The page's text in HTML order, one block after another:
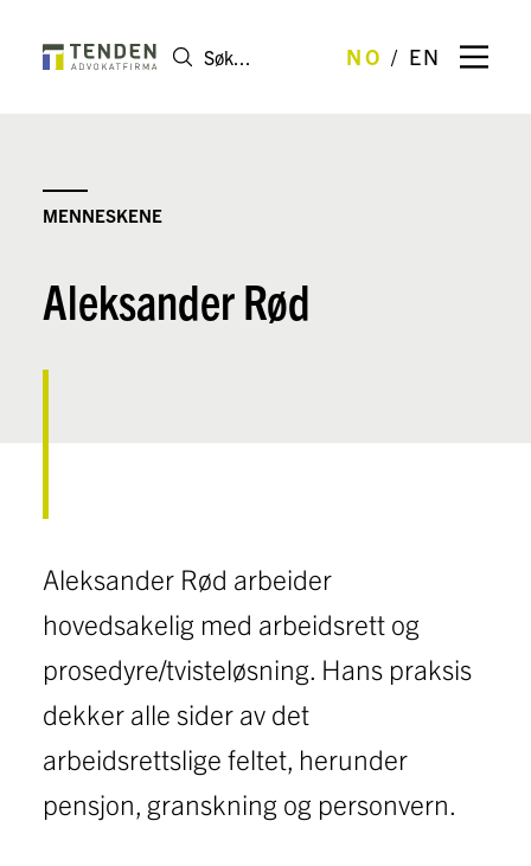
NO EN
Aleksander Rød
MENNESKENE
Aleksander Rød arbeider
hovedsakelig med arbeidsrett og
prosedyre/tvisteløsning. Hans praksis
dekker alle sider av det
arbeidsrettslige feltet, herunder
pensjon, granskning og personvern.